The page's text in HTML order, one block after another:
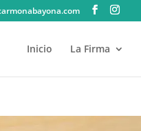
Inicio La Firma